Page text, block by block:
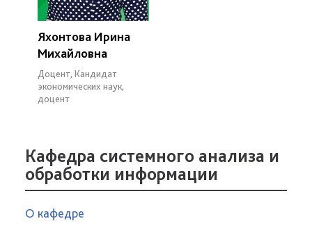
Яхонтова Ирина
Михайловна
Доцент, Кандидат
экономических наук,
доцент
Кафедра системного анализа и
обработки информации
О кафедре